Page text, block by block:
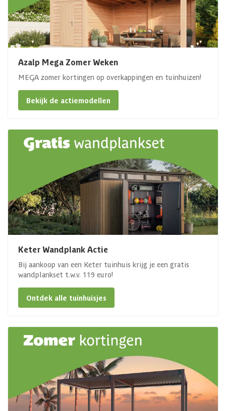
Azalp Mega Zomer Weken
MEGA zomer kortingen op overkappingen en tuinhuizen!
Bekijk de actiemodellen
Keter Wandplank Actie
Bij aankoop van een Keter tuinhuis krijg je een gratis
wandplankset t.w.v. 119 euro!
Ontdek alle tuinhuisjes